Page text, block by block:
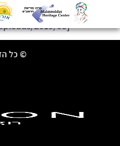
[gview file="https://harambam.org.il/wp-content/uploads/2019/08/ואתחנן_תשעט.pdf"]
© כל